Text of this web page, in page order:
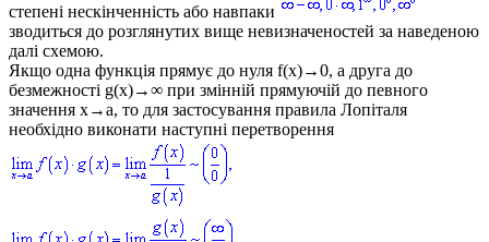
степені нескінченність або навпаки
зводиться до розглянутих вище невизначеностей за наведеною
далі схемою.
Якщо одна функція прямує до нуля f(x)→0, а друга до
безмежності g(x)→∞ при змінній прямуючій до певного
значення x→a, то для застосування правила Лопіталя
необхідно виконати наступні перетворення